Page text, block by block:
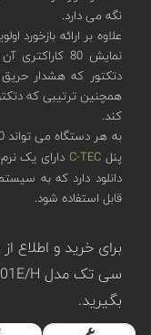
نگه می دارد.
علاوه بر ارائه
نمایش 80
دتکتور که هشدار
همچنین ترتیبی که
کند.
پنلC-TEC دارای یک
دانلود دارد که به
قابل استفاده شود.
سی تک مدل XFP501E/H در سامانه
بگیرید.